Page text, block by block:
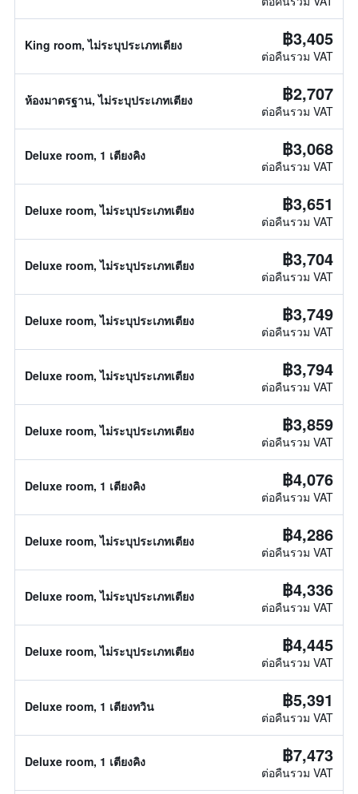
King room, ไม่ระบุประเภทเตียง ฿3,405
ต่อคืนรวม VAT
ห้องมาตรฐาน, ไม่ระบุประเภทเตียง ฿2,707
ต่อคืนรวม VAT
Deluxe room, 1 เตียงคิง ฿3,068
ต่อคืนรวม VAT
Deluxe room, ไม่ระบุประเภทเตียง ฿3,651
ต่อคืนรวม VAT
Deluxe room, ไม่ระบุประเภทเตียง ฿3,704
ต่อคืนรวม VAT
Deluxe room, ไม่ระบุประเภทเตียง ฿3,749
ต่อคืนรวม VAT
Deluxe room, ไม่ระบุประเภทเตียง ฿3,794
ต่อคืนรวม VAT
Deluxe room, ไม่ระบุประเภทเตียง ฿3,859
ต่อคืนรวม VAT
Deluxe room, 1 เตียงคิง ฿4,076
ต่อคืนรวม VAT
Deluxe room, ไม่ระบุประเภทเตียง ฿4,286
ต่อคืนรวม VAT
Deluxe room, ไม่ระบุประเภทเตียง ฿4,336
ต่อคืนรวม VAT
Deluxe room, ไม่ระบุประเภทเตียง ฿4,445
ต่อคืนรวม VAT
Deluxe room, 1 เตียงทวิน ฿5,391
ต่อคืนรวม VAT
Deluxe room, 1 เตียงคิง ฿7,473
ต่อคืนรวม VAT